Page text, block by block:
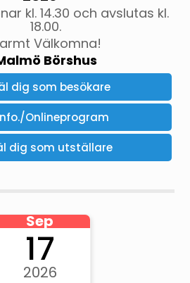
kl. 14.30 och avslutas kl.
18.00.
Välkomna!
Börshus
dig som besökare
Onlineprogram
dig som utställare
Sep
17
2026